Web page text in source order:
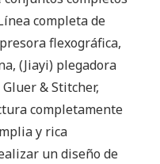
completa de
flexográfica,
(Jiayi) plegadora
& Stitcher,
completamente
y rica
un diseño de